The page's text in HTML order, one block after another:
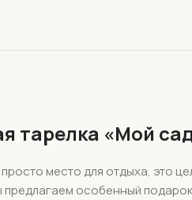
тарелка «Мой
место для отдыха, это
предлагаем особенный